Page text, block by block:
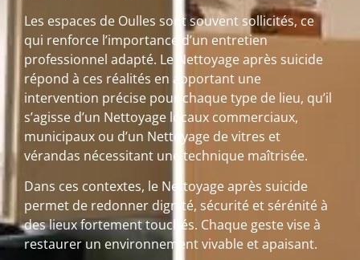
Les espaces de Oulles sont souvent sollicités, ce
qui renforce l’importance d’un entretien
professionnel adapté. Le Nettoyage après suicide
répond à ces réalités en apportant une
intervention précise pour chaque type de lieu, qu’il
s’agisse d’un Nettoyage locaux commerciaux,
municipaux ou d’un Nettoyage de vitres et
vérandas nécessitant une technique maîtrisée.
Dans ces contextes, le Nettoyage après suicide
permet de redonner dignité, sécurité et sérénité à
des lieux fortement touchés. Chaque geste vise à
restaurer un environnement vivable et apaisant.